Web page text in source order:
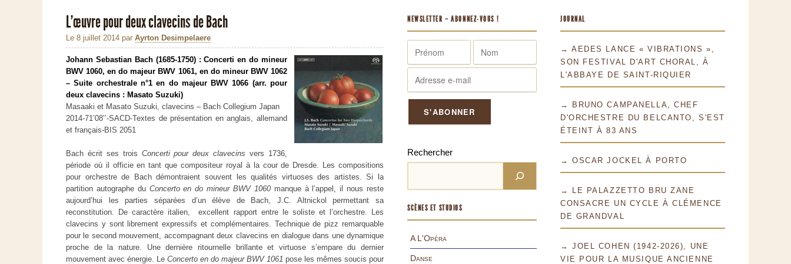
L’œuvre pour deux clavecins de Bach
Le 8 juillet 2014 par Ayrton Desimpelaere
Johann Sebastian Bach (1685-1750) : Concerti en do mineur
BWV 1060, en do majeur BWV 1061, en do mineur BWV 1062
– Suite orchestrale n°1 en do majeur BWV 1066 (arr. pour
deux clavecins : Masato Suzuki)
Masaaki et Masato Suzuki, clavecins – Bach Collegium Japan
2014-71’08’’-SACD-Textes de présentation en anglais, allemand
et français-BIS 2051
Bach écrit ses trois Concerti pour deux clavecins vers 1736,
période où il officie en tant que compositeur royal à la cour de Dresde. Les compositions
pour orchestre de Bach démontraient souvent les qualités virtuoses des artistes. Si la
partition autographe du Concerto en do mineur BWV 1060manque à l’appel, il nous reste
aujourd’hui les parties séparées d’un élève de Bach, J.C. Altnickol permettant sa
reconstitution. De caractère italien, excellent rapport entre le soliste et l’orchestre. Les
clavecins y sont librement expressifs et complémentaires. Technique de pizz remarquable
pour le second mouvement, accompagnant deux clavecins en dialogue dans une dynamique
proche de la nature. Une dernière ritournelle brillante et virtuose s’empare du dernier
mouvement avec énergie. Le Concerto en do majeur BWV 1061 pose les mêmes soucis pour
NEWSLETTER – ABONNEZ-VOUS !
Rechercher
SCÈNES ET STUDIOS
A L'Opéra
Danse
JOURNAL
→ AEDES LANCE « VIBRATIONS »,
SON FESTIVAL D'ART CHORAL, À
L'ABBAYE DE SAINT-RIQUIER
→ BRUNO CAMPANELLA, CHEF
D'ORCHESTRE DU BELCANTO, S'EST
ÉTEINT À 83 ANS
→ OSCAR JOCKEL À PORTO
→ LE PALAZZETTO BRU ZANE
CONSACRE UN CYCLE À CLÉMENCE
DE GRANDVAL
→ JOEL COHEN (1942-2026), UNE
VIE POUR LA MUSIQUE ANCIENNE